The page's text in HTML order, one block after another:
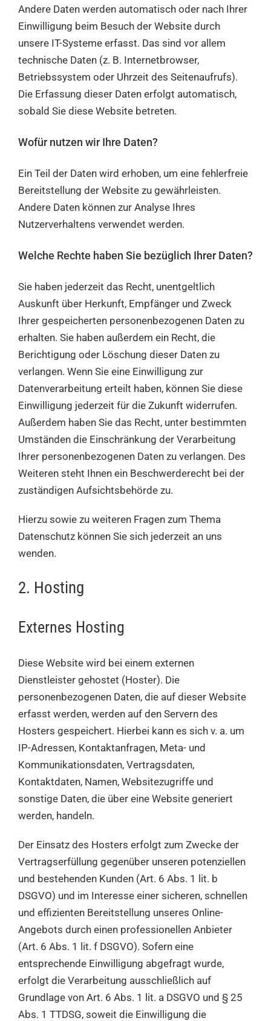
Andere Daten werden automatisch oder nach Ihrer
Einwilligung beim Besuch der Website durch
unsere IT-Systeme erfasst. Das sind vor allem
technische Daten (z. B. Internetbrowser,
Betriebssystem oder Uhrzeit des Seitenaufrufs).
Die Erfassung dieser Daten erfolgt automatisch,
sobald Sie diese Website betreten.
Wofür nutzen wir Ihre Daten?
Ein Teil der Daten wird erhoben, um eine fehlerfreie
Bereitstellung der Website zu gewährleisten.
Andere Daten können zur Analyse Ihres
Nutzerverhaltens verwendet werden.
Welche Rechte haben Sie bezüglich Ihrer Daten?
Sie haben jederzeit das Recht, unentgeltlich
Auskunft über Herkunft, Empfänger und Zweck
Ihrer gespeicherten personenbezogenen Daten zu
erhalten. Sie haben außerdem ein Recht, die
Berichtigung oder Löschung dieser Daten zu
verlangen. Wenn Sie eine Einwilligung zur
Datenverarbeitung erteilt haben, können Sie diese
Einwilligung jederzeit für die Zukunft widerrufen.
Außerdem haben Sie das Recht, unter bestimmten
Umständen die Einschränkung der Verarbeitung
Ihrer personenbezogenen Daten zu verlangen. Des
Weiteren steht Ihnen ein Beschwerderecht bei der
zuständigen Aufsichtsbehörde zu.
Hierzu sowie zu weiteren Fragen zum Thema
Datenschutz können Sie sich jederzeit an uns
wenden.
2. Hosting
Externes Hosting
Diese Website wird bei einem externen
Dienstleister gehostet (Hoster). Die
personenbezogenen Daten, die auf dieser Website
erfasst werden, werden auf den Servern des
Hosters gespeichert. Hierbei kann es sich v. a. um
IP-Adressen, Kontaktanfragen, Meta- und
Kommunikationsdaten, Vertragsdaten,
Kontaktdaten, Namen, Websitezugriffe und
sonstige Daten, die über eine Website generiert
werden, handeln.
Der Einsatz des Hosters erfolgt zum Zwecke der
Vertragserfüllung gegenüber unseren potenziellen
und bestehenden Kunden (Art. 6 Abs. 1 lit. b
DSGVO) und im Interesse einer sicheren, schnellen
und effizienten Bereitstellung unseres Online-
Angebots durch einen professionellen Anbieter
(Art. 6 Abs. 1 lit. f DSGVO). Sofern eine
entsprechende Einwilligung abgefragt wurde,
erfolgt die Verarbeitung ausschließlich auf
Grundlage von Art. 6 Abs. 1 lit. a DSGVO und § 25
Abs. 1 TTDSG, soweit die Einwilligung die